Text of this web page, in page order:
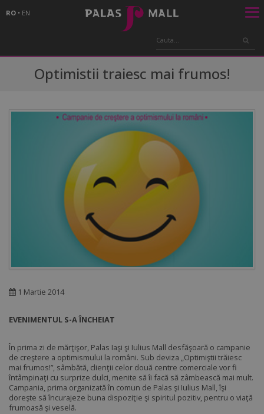
RO • EN
Optimistii traiesc mai frumos!
1 Martie 2014
EVENIMENTUL S-A ÎNCHEIAT
În prima zi de mărţişor, Palas Iaşi şi Iulius Mall desfăşoară o campanie
de creştere a optimismului la români. Sub deviza „Optimiştii trăiesc
mai frumos!”, sâmbătă, clienţii celor două centre comerciale vor fi
întâmpinaţi cu surprize dulci, menite să îi facă să zâmbească mai mult.
Campania, prima organizată în comun de Palas şi Iulius Mall, îşi
doreşte să încurajeze buna dispoziţie şi spiritul pozitiv, pentru o viaţă
frumoasă şi veselă.